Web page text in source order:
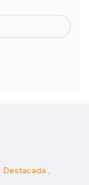
Destacada